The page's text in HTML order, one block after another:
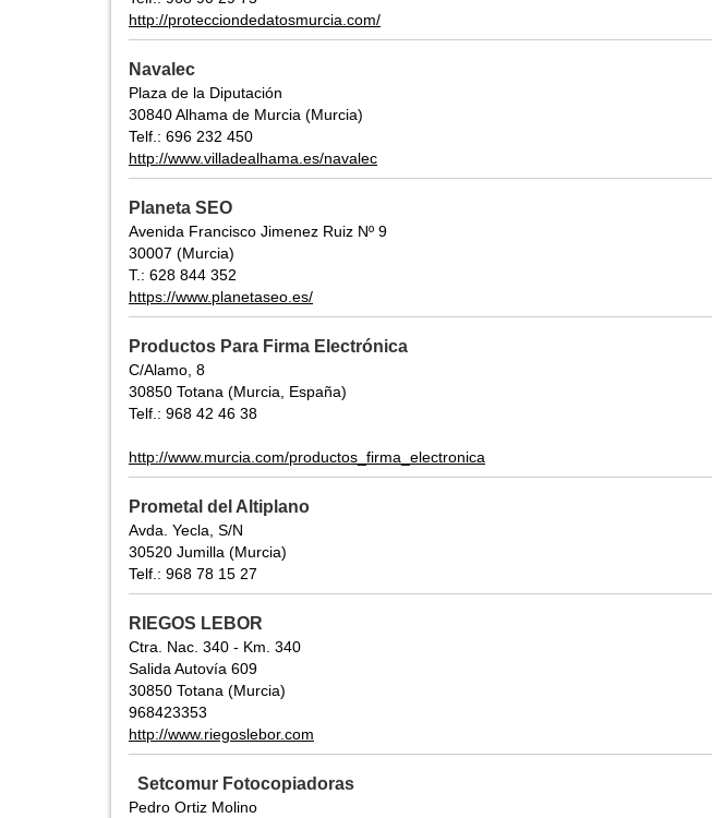
http://protecciondedatosmurcia.com/
Navalec
Plaza de la Diputación
30840 Alhama de Murcia (Murcia)
Telf.: 696 232 450
http://www.villadealhama.es/navalec
Planeta SEO
Avenida Francisco Jimenez Ruiz Nº 9
30007 (Murcia)
T.: 628 844 352
https://www.planetaseo.es/
Productos Para Firma Electrónica
C/Alamo, 8
30850 Totana (Murcia, España)
Telf.: 968 42 46 38
http://www.murcia.com/productos_firma_electronica
Prometal del Altiplano
Avda. Yecla, S/N
30520 Jumilla (Murcia)
Telf.: 968 78 15 27
RIEGOS LEBOR
Ctra. Nac. 340 - Km. 340
Salida Autovía 609
30850 Totana (Murcia)
968423353
http://www.riegoslebor.com
Setcomur Fotocopiadoras
Pedro Ortiz Molino